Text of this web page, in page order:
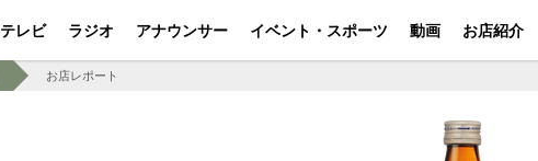
テレビ ラジオ アナウンサー イベント・スポーツ 動画 お店紹介
お店レポート